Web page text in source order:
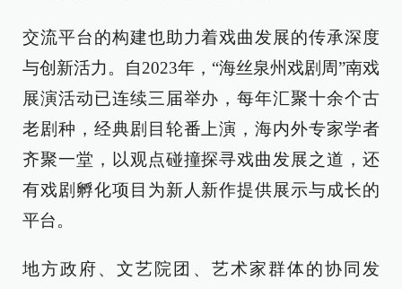
交流平台的构建也助力着戏曲发展的传承深度
与创新活力。自2023年，“海丝泉州戏剧周”南戏
展演活动已连续三届举办，每年汇聚十余个古
老剧种，经典剧目轮番上演，海内外专家学者
齐聚一堂，以观点碰撞探寻戏曲发展之道，还
有戏剧孵化项目为新人新作提供展示与成长的
平台。
地方政府、文艺院团、艺术家群体的协同发